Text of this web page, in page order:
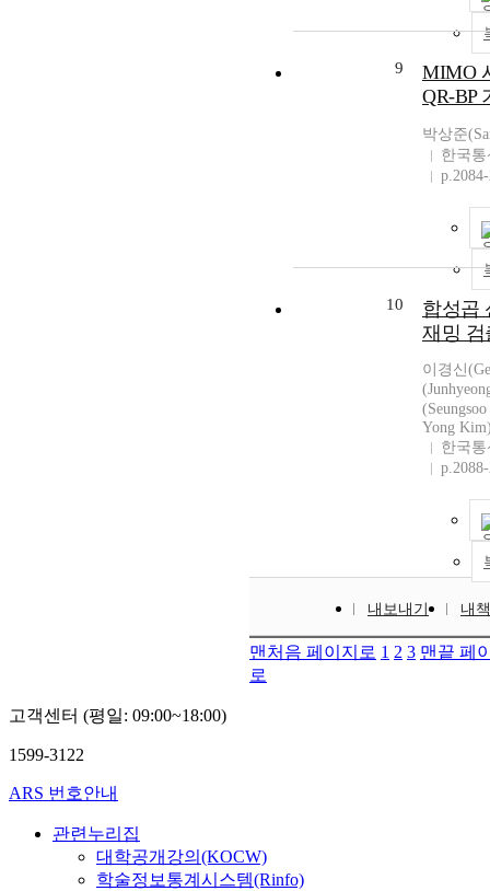
9
MIMO
QR-BP
박상준
한국
10
합성곱
재밍 검
이경신
Yong
한국
내보내기 내
맨처음 페이지로 1 2 3 맨끝 페
로
고객센터 (평일: 09:00~18:00)
1599-3122
ARS 번호안내
관련누리집
대학공개강의(KOCW)
학술정보통계시스템(Rinfo)